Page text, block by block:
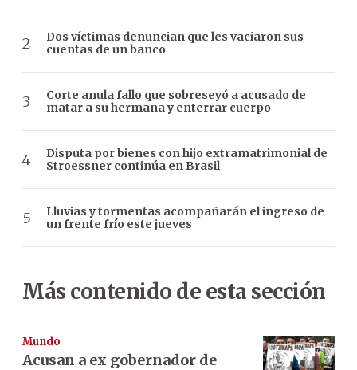
Dos víctimas denuncian que les vaciaron sus
cuentas de un banco
Corte anula fallo que sobreseyó a acusado de
matar a su hermana y enterrar cuerpo
Disputa por bienes con hijo extramatrimonial de
Stroessner continúa en Brasil
Lluvias y tormentas acompañarán el ingreso de
un frente frío este jueves
Más contenido de esta sección
Mundo
Acusan a ex gobernador de